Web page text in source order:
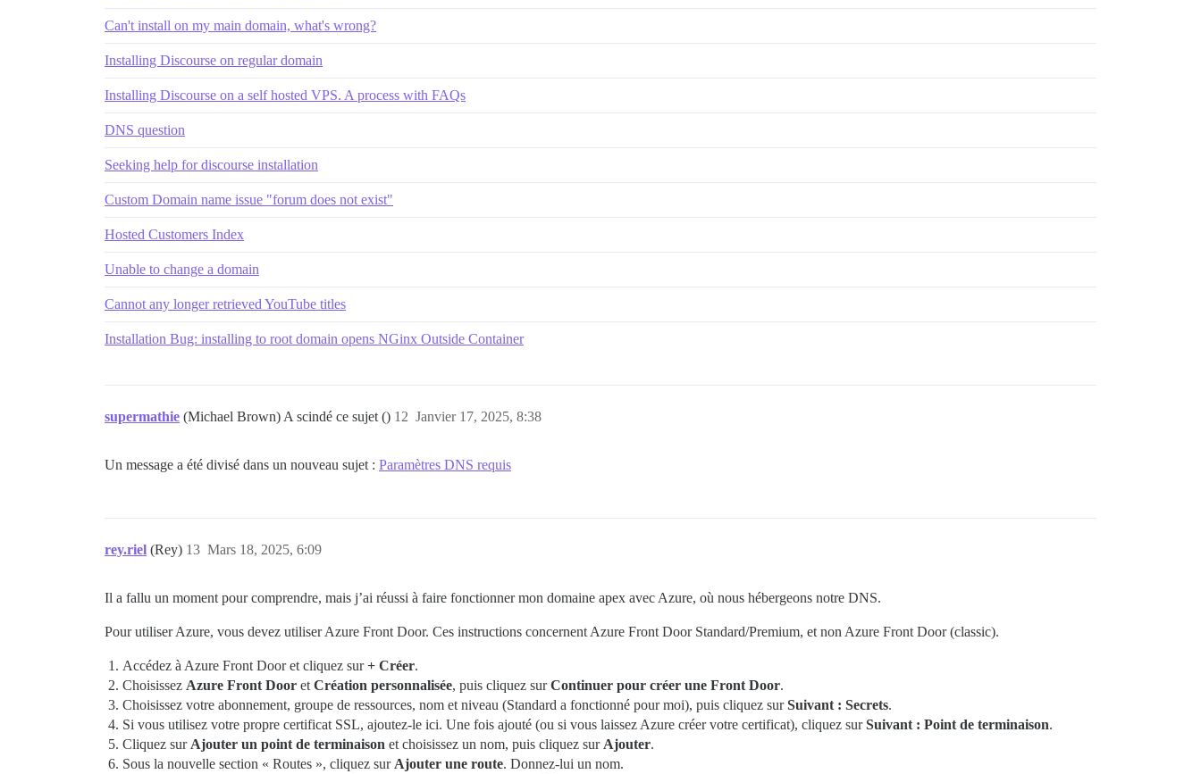
Can't install on my main domain, what's wrong?
Installing Discourse on regular domain
Installing Discourse on a self hosted VPS. A process with FAQs
DNS question
Seeking help for discourse installation
Custom Domain name issue "forum does not exist"
Hosted Customers Index
Unable to change a domain
Cannot any longer retrieved YouTube titles
Installation Bug: installing to root domain opens NGinx Outside Container
supermathie (Michael Brown) A scindé ce sujet () Janvier 17, 2025, 8:38
12
Un message a été divisé dans un nouveau sujet : Paramètres DNS requis
rey.riel (Rey) Mars 18, 2025, 6:09
13
Il a fallu un moment pour comprendre, mais j’ai réussi à faire fonctionner mon domaine apex avec Azure, où nous hébergeons notre DNS.
Pour utiliser Azure, vous devez utiliser Azure Front Door. Ces instructions concernent Azure Front Door Standard/Premium, et non Azure Front Door (classic).
Accédez à Azure Front Door et cliquez sur+ Créer.
Choisissez Azure Front Door et Création personnalisée, puis cliquez surContinuer pour créer une Front Door.
Choisissez votre abonnement, groupe de ressources, nom et niveau (Standard a fonctionné pour moi), puis cliquez surSuivant : Secrets.
Si vous utilisez votre propre certificat SSL, ajoutez-le ici. Une fois ajouté (ou si vous laissez Azure créer votre certificat), cliquez surSuivant : Point de terminaison.
Cliquez sur Ajouter un point de terminaison et choisissez un nom, puis cliquez sur Ajouter.
Sous la nouvelle section « Routes », cliquez sur Ajouter une route. Donnez-lui un nom.